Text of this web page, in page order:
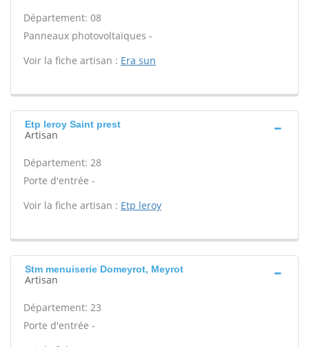
Département: 08
Panneaux photovoltaïques -
Voir la fiche artisan : Era sun
Etp leroy Saint prest
Artisan
Département: 28
Porte d'entrée -
Voir la fiche artisan : Etp leroy
Stm menuiserie Domeyrot, Meyrot
Artisan
Département: 23
Porte d'entrée -